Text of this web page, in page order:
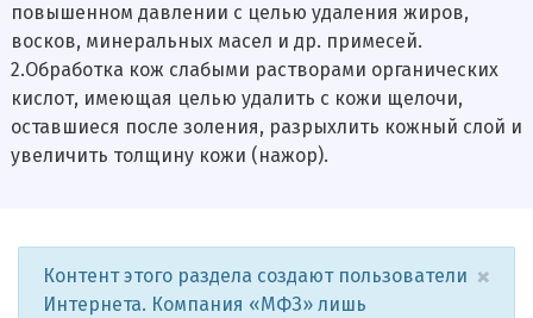
повышенном давлении с целью удаления жиров,
восков, минеральных масел и др. примесей.
2.Обработка кож слабыми растворами органических
кислот, имеющая целью удалить с кожи щелочи,
оставшиеся после золения, разрыхлить кожный слой и
увеличить толщину кожи (нажор).
×
Контент этого раздела создают пользователи
Интернета. Компания «МФЗ» лишь